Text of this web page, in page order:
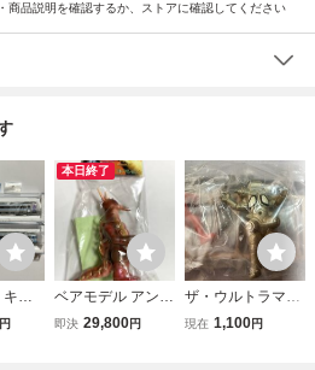
商品説明を確認するか、ストアに確認してください
ハ1
ラ
円
本日終了
ベアモデル アンタ
レス ウルトラマン
即決 29,800円
ザ・ウルトラマン
ファイト 2種
現在 1,100円